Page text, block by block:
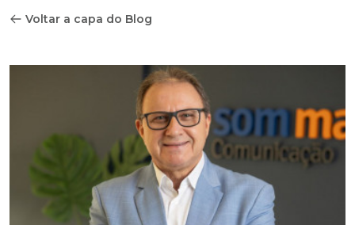
Voltar a capa do Blog